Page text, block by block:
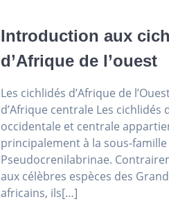
Introduction aux
d’Afrique de l’ouest
Les cichlidés d’Afrique de
d’Afrique centrale Les cichlidés
occidentale et centrale
principalement à la sous-famille
Pseudocrenilabrinae.
aux célèbres espèces des
africains, ils[…]